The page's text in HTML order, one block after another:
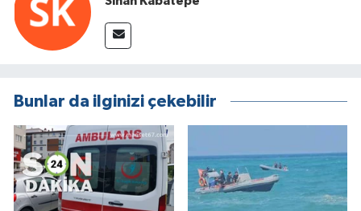
Bunlar da ilginizi çekebilir